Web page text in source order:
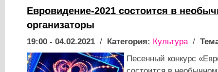
Евровидение-2021 состоится в
организаторы
19:00 - 04.02.2021 / Категория: Культура/
Песенный конкурс